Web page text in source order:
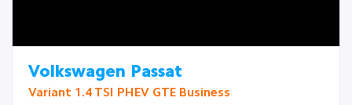
Volkswagen Passat
Variant 1.4 TSI PHEV GTE Business